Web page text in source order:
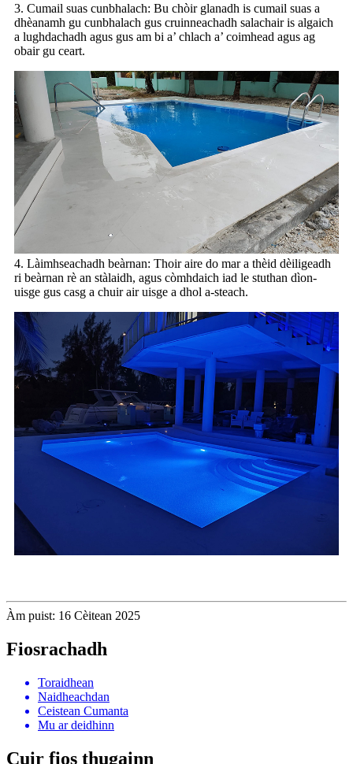
3. Cumail suas cunbhalach: Bu chòir glanadh is cumail suas a
dhèanamh gu cunbhalach gus cruinneachadh salachair is algaich
a lughdachadh agus gus am bi a’ chlach a’ coimhead agus ag
obair gu ceart.
4. Làimhseachadh beàrnan: Thoir aire do mar a thèid dèiligeadh
ri beàrnan rè an stàlaidh, agus còmhdaich iad le stuthan dìon-
uisge gus casg a chuir air uisge a dhol a-steach.
Àm puist: 16 Cèitean 2025
Fiosrachadh
Toraidhean
Naidheachdan
Ceistean Cumanta
Mu ar deidhinn
Cuir fios thugainn